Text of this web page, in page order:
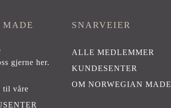
MADE
gjerne her.
til våre
SNARVEIER
ALLE MEDLEMMER
KUNDESENTER
OM NORWEGIAN MADE